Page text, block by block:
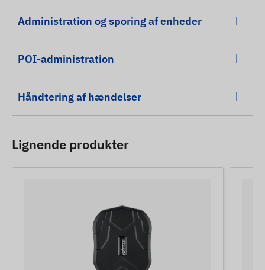
Administration og sporing af enheder
POI-administration
Håndtering af hændelser
Lignende produkter